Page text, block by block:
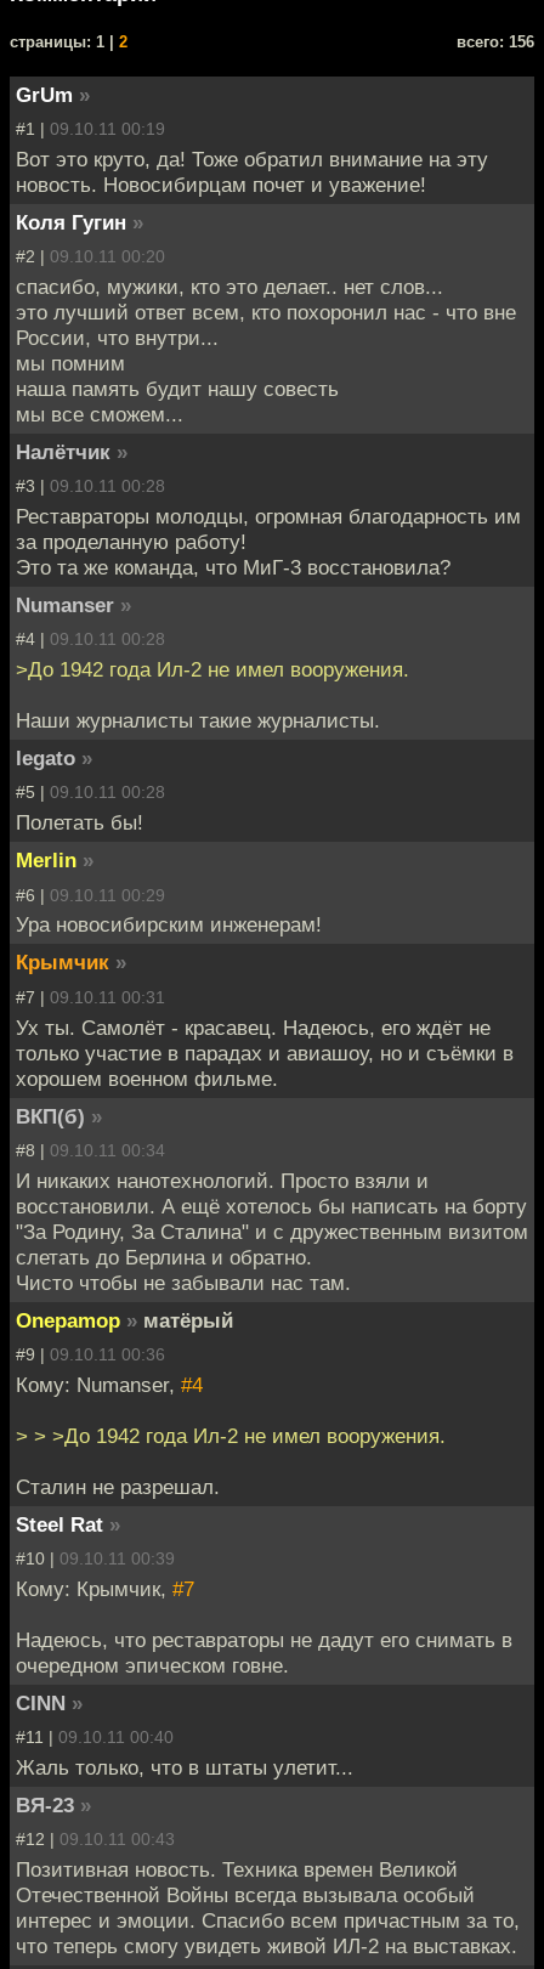
cтраницы: 1 | 2 всего: 156
GrUm »
#1 | 09.10.11 00:19
Вот это круто, да! Тоже обратил внимание на эту
новость. Новосибирцам почет и уважение!
Коля Гугин »
#2 | 09.10.11 00:20
спасибо, мужики, кто это делает.. нет слов...
это лучший ответ всем, кто похоронил нас - что вне
России, что внутри...
мы помним
наша память будит нашу совесть
мы все сможем...
Налётчик »
#3 | 09.10.11 00:28
Реставраторы молодцы, огромная благодарность им
за проделанную работу!
Это та же команда, что МиГ-3 восстановила?
Numanser »
#4 | 09.10.11 00:28
>До 1942 года Ил-2 не имел вооружения.
Наши журналисты такие журналисты.
legato »
#5 | 09.10.11 00:28
Полетать бы!
Merlin »
#6 | 09.10.11 00:29
Ура новосибирским инженерам!
Крымчик »
#7 | 09.10.11 00:31
Ух ты. Самолёт - красавец. Надеюсь, его ждёт не
только участие в парадах и авиашоу, но и съёмки в
хорошем военном фильме.
ВКП(б) »
#8 | 09.10.11 00:34
И никаких нанотехнологий. Просто взяли и
восстановили. А ещё хотелось бы написать на борту
"За Родину, За Сталина" и с дружественным визитом
слетать до Берлина и обратно.
Чисто чтобы не забывали нас там.
Onepamop » матёрый
#9 | 09.10.11 00:36
Кому: Numanser, #4
> > >До 1942 года Ил-2 не имел вооружения.
Сталин не разрешал.
Steel Rat »
#10 | 09.10.11 00:39
Кому: Крымчик, #7
Надеюсь, что реставраторы не дадут его снимать в
очередном эпическом говне.
CINN »
#11 | 09.10.11 00:40
Жаль только, что в штаты улетит...
ВЯ-23 »
#12 | 09.10.11 00:43
Позитивная новость. Техника времен Великой
Отечественной Войны всегда вызывала особый
интерес и эмоции. Спасибо всем причастным за то,
что теперь смогу увидеть живой ИЛ-2 на выставках.